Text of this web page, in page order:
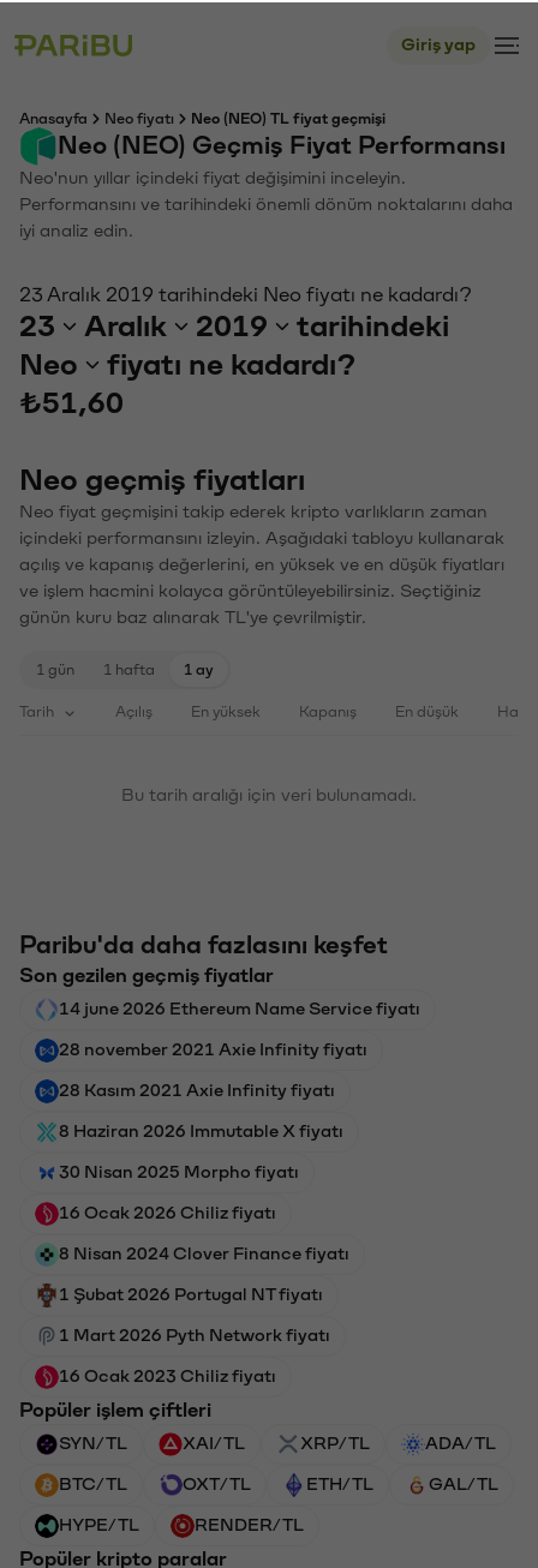
Giriş yap
Anasayfa Neo fiyatı Neo (NEO) TL fiyat geçmişi
Neo (NEO) Geçmiş Fiyat Performansı
Neo'nun yıllar içindeki fiyat değişimini inceleyin.
Performansını ve tarihindeki önemli dönüm noktalarını daha
iyi analiz edin.
23 Aralık 2019 tarihindeki Neo fiyatı ne kadardı?
23 Aralık 2019
tarihindeki
Neo
fiyatı ne kadardı?
₺51,60
Neo geçmiş fiyatları
Neo fiyat geçmişini takip ederek kripto varlıkların zaman
içindeki performansını izleyin. Aşağıdaki tabloyu kullanarak
açılış ve kapanış değerlerini, en yüksek ve en düşük fiyatları
ve işlem hacmini kolayca görüntüleyebilirsiniz. Seçtiğiniz
günün kuru baz alınarak TL'ye çevrilmiştir.
1 gün 1 hafta 1 ay
Tarih Açılış En yüksek Kapanış En düşük
Bu tarih aralığı için veri bulunamadı.
Paribu'da daha fazlasını keşfet
Son gezilen geçmiş fiyatlar
14 june 2026 Ethereum Name Service fiyatı
28 november 2021 Axie Infinity fiyatı
28 Kasım 2021 Axie Infinity fiyatı
8 Haziran 2026 Immutable X fiyatı
30 Nisan 2025 Morpho fiyatı
16 Ocak 2026 Chiliz fiyatı
8 Nisan 2024 Clover Finance fiyatı
1 Şubat 2026 Portugal NT fiyatı
1 Mart 2026 Pyth Network fiyatı
16 Ocak 2023 Chiliz fiyatı
Popüler işlem çiftleri
SYN/TL XAI/TL XRP/TL ADA/TL
BTC/TL OXT/TL ETH/TL GAL/TL
HYPE/TL RENDER/TL
Popüler kripto paralar